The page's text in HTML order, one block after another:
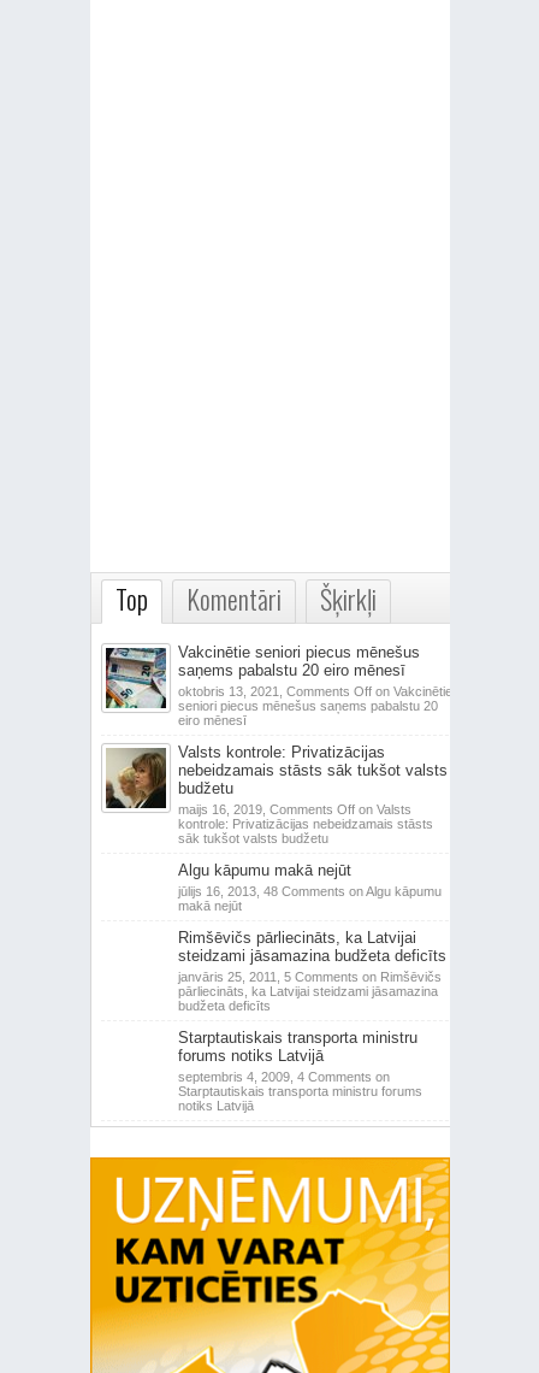
Top Komentāri Šķirkļi
Vakcinētie seniori piecus mēnešus
saņems pabalstu 20 eiro mēnesī
oktobris 13, 2021, Comments Offon Vakcinētie
seniori piecus mēnešus saņems pabalstu 20
eiro mēnesī
Valsts kontrole: Privatizācijas
nebeidzamais stāsts sāk tukšot valsts
budžetu
maijs 16, 2019, Comments Offon Valsts
kontrole: Privatizācijas nebeidzamais stāsts
sāk tukšot valsts budžetu
Algu kāpumu makā nejūt
jūlijs 16, 2013, 48 Comments on Algu kāpumu
makā nejūt
Rimšēvičs pārliecināts, ka Latvijai
steidzami jāsamazina budžeta deficīts
janvāris 25, 2011, 5 Comments on Rimšēvičs
pārliecināts, ka Latvijai steidzami jāsamazina
budžeta deficīts
Starptautiskais transporta ministru
forums notiks Latvijā
septembris 4, 2009, 4 Comments on
Starptautiskais transporta ministru forums
notiks Latvijā